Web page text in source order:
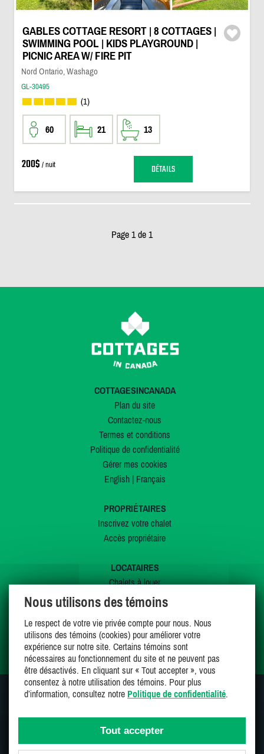
GABLES COTTAGE RESORT | 8 COTTAGES |
SWIMMING POOL | KIDS PLAYGROUND |
PICNIC AREA W/ FIRE PIT
Nord Ontario, Washago
GL-30495
(1)
60 21 13
200$ / nuit DÉTAILS
Page 1 de 1
COTTAGESINCANADA
Plan du site
Contactez-nous
Termes et conditions
Politique de confidentialité
Gérer mes cookies
English| Français
PROPRIÉTAIRES
Inscrivez votre chalet
Accès propriétaire
LOCATAIRES
Chalets à louer
Chalets à vendre
Offres spéciales
Mes favoris
SUIVEZ-NOUS SUR
Nous utilisons des témoins
Le respect de votre vie privée compte pour nous. Nous
utilisons des témoins (cookies) pour améliorer votre
expérience sur notre site. Certains témoins sont
nécessaires au fonctionnement du site et ne peuvent pas
être désactivés. En cliquant sur « Tout accepter », vous
consentez à notre utilisation des témoins. Pour plus
d’information, consultez notre Politique de confidentialité.
Tout accepter